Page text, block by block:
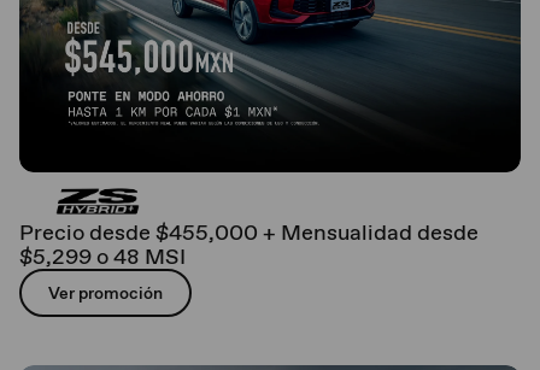
Precio desde $455,000 + Mensualidad desde
$5,299 o 48 MSI
Ver promoción